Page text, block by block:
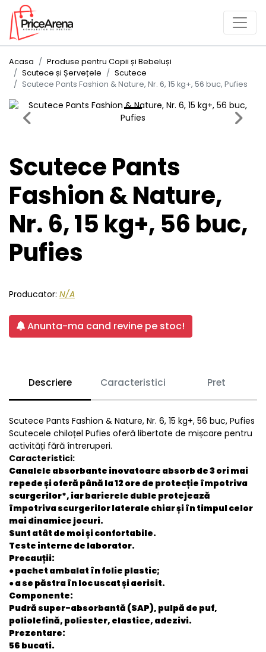
Acasa
Produse pentru Copii și Bebeluși
Scutece și Șervețele
Scutece
Scutece Pants Fashion & Nature, Nr. 6, 15 kg+, 56 buc, Pufies
Previous Next
Scutece Pants
Fashion & Nature,
Nr. 6, 15 kg+, 56 buc,
Pufies
Producator: N/A
Anunta-ma cand revine pe stoc!
Descriere Caracteristici Pret
Scutece Pants Fashion & Nature, Nr. 6, 15 kg+, 56 buc, Pufies
Scutecele chiloțel Pufies oferă libertate de mișcare pentru
activități fără întreruperi.
Caracteristici:
Canalele absorbante inovatoare absorb de 3 ori mai
repede și oferă până la 12 ore de protecție împotriva
scurgerilor*, iar barierele duble protejează
împotriva scurgerilor laterale chiar și în timpul celor
mai dinamice jocuri.
Sunt atât de moi și confortabile.
Teste interne de laborator.
Precauții:
● pachet ambalat în folie plastic;
● a se păstra în loc uscat și aerisit.
Componente:
Pudră super-absorbantă (SAP), pulpă de puf,
poliolefină, poliester, elastice, adezivi.
Prezentare:
56 bucati.